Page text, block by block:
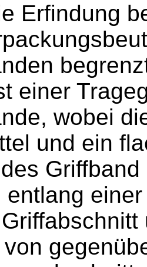
Erfindung
einer
wobei
und ein
entlang